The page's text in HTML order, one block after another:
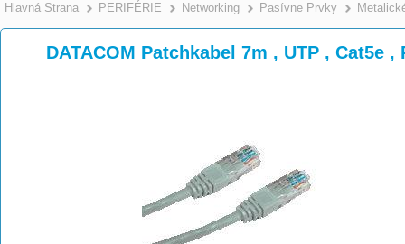
Hlavná Strana >
PERIFÉRIE >
Networking >
Pasívne Prvky
DATACOM Patchkabel 7m , UTP , Cat5e ,